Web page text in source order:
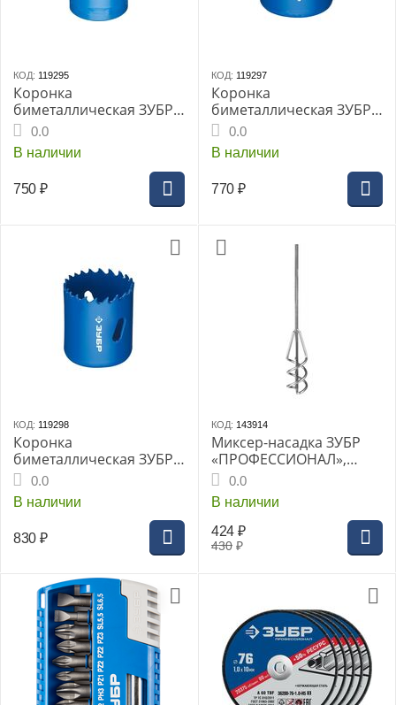
КОД: 119295
Коронка
биметаллическая ЗУБР,
d-38мм, глубина
сверления до 38 мм,
(29531-038_Z01)
0.0
В наличии
750 ₽
КОД: 119297
Коронка
биметаллическая ЗУБР,
d-40мм, глубина
сверления до 38 мм,
(29531-040_Z01)
0.0
В наличии
770 ₽
КОД: 119298
Коронка
биметаллическая ЗУБР,
d-44мм, глубина
сверления до 38 мм,
(29531-044_Z01)
0.0
В наличии
830 ₽
КОД: 143914
Миксер-насадка ЗУБР
«ПРОФЕССИОНАЛ»,
60х400мм,
шестигранный
хвостовик, для песчано-
гравийных смесей,
(06033-06-40)
0.0
В наличии
430 ₽
424 ₽